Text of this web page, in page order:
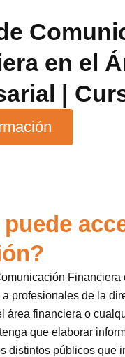
en el
|
Financiera
profesionales de la
área financiera o
que elaborar
distintos públicos que